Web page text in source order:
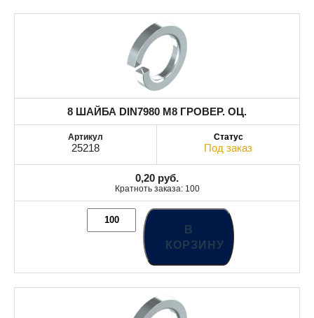
8 ШАЙБА DIN7980 М8 ГРОВЕР. ОЦ.
25218 Под заказ
0,20 руб.
Кратноть заказа: 100
В
КОРЗИНУ